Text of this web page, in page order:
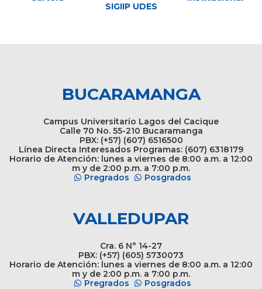
SIGIIP UDES
BUCARAMANGA
Campus Universitario Lagos del Cacique
Calle 70 No. 55-210 Bucaramanga
PBX: (+57) (607) 6516500
Línea Directa Interesados Programas: (607) 6318179
Horario de Atención: lunes a viernes de 8:00 a.m. a 12:00
m y de 2:00 p.m. a 7:00 p.m.
Pregrados
Posgrados
VALLEDUPAR
Cra. 6 N° 14-27
PBX: (+57) (605) 5730073
Horario de Atención: lunes a viernes de 8:00 a.m. a 12:00
m y de 2:00 p.m. a 7:00 p.m.
Pregrados
Posgrados